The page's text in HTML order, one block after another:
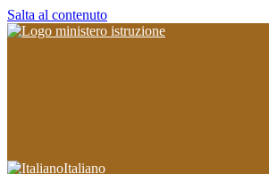
Salta al contenuto
Italiano